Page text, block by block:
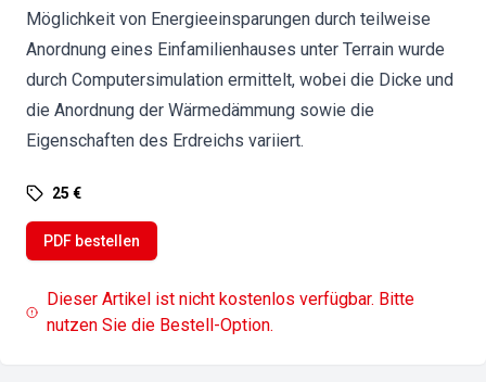
Möglichkeit von Energieeinsparungen durch teilweise
Anordnung eines Einfamilienhauses unter Terrain wurde
durch Computersimulation ermittelt, wobei die Dicke und
die Anordnung der Wärmedämmung sowie die
Eigenschaften des Erdreichs variiert.
25 €
PDF bestellen
Dieser Artikel ist nicht kostenlos verfügbar. Bitte
nutzen Sie die Bestell-Option.